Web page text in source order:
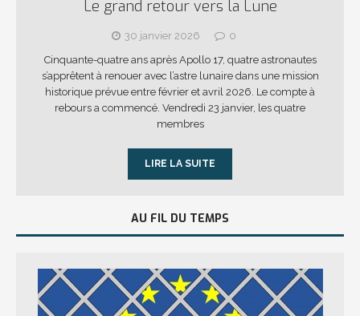
Le grand retour vers la Lune
30 janvier 2026
0
Cinquante-quatre ans après Apollo 17, quatre astronautes
s’apprêtent à renouer avec l’astre lunaire dans une mission
historique prévue entre février et avril 2026. Le compte à
rebours a commencé. Vendredi 23 janvier, les quatre
membres
LIRE LA SUITE
AU FIL DU TEMPS